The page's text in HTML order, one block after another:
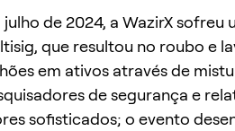
julho de 2024, a WazirX
que resultou no roubo e
em ativos através de
de segurança e
sofisticados; o evento